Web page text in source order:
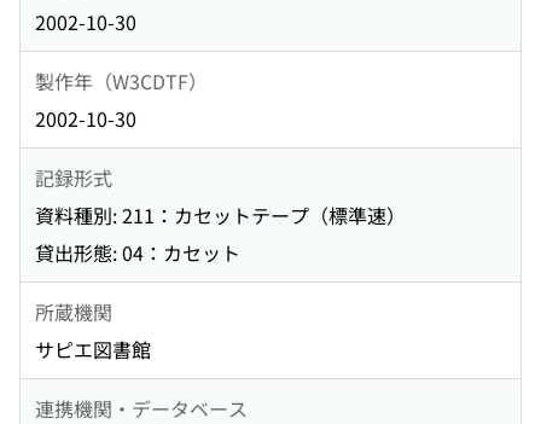
2002-10-30
製作年（W3CDTF）
2002-10-30
記録形式
資料種別: 211：カセットテープ（標準速）
貸出形態: 04：カセット
所蔵機関
サピエ図書館
連携機関・データベース